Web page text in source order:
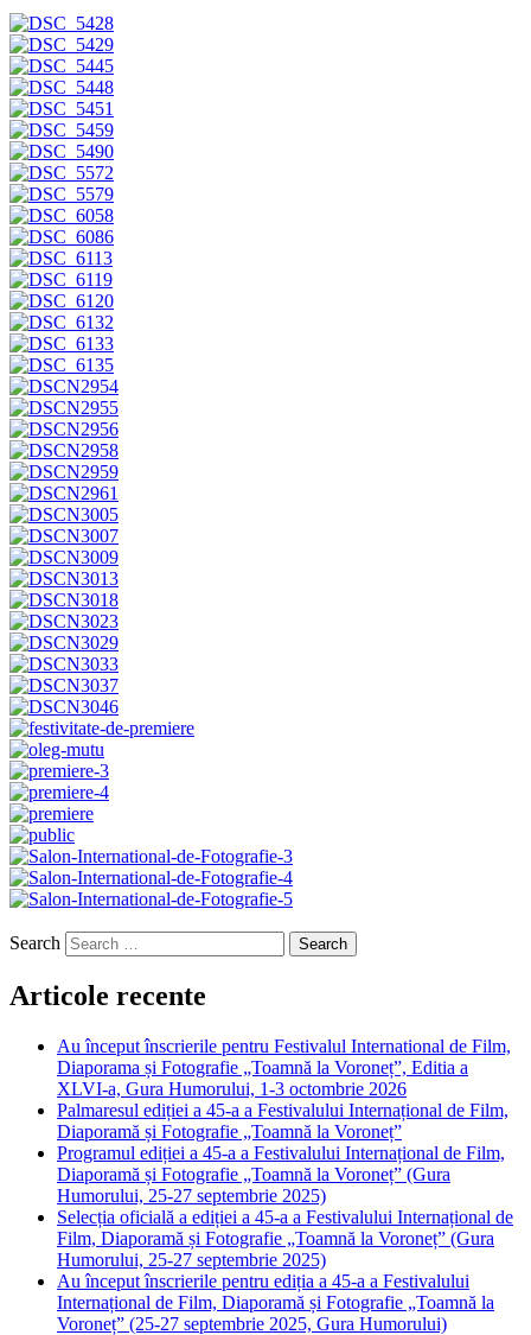
Search
Articole recente
Au început înscrierile pentru Festivalul International de Film,
Diaporama și Fotografie „Toamnă la Voroneț”, Editia a
XLVI-a, Gura Humorului, 1-3 octombrie 2026
Palmaresul ediției a 45-a a Festivalului Internațional de Film,
Diaporamă și Fotografie „Toamnă la Voroneț”
Programul ediției a 45-a a Festivalului Internațional de Film,
Diaporamă și Fotografie „Toamnă la Voroneț” (Gura
Humorului, 25-27 septembrie 2025)
Selecția oficială a ediției a 45-a a Festivalului Internațional de
Film, Diaporamă și Fotografie „Toamnă la Voroneț” (Gura
Humorului, 25-27 septembrie 2025)
Au început înscrierile pentru ediția a 45-a a Festivalului
Internațional de Film, Diaporamă și Fotografie „Toamnă la
Voroneț” (25-27 septembrie 2025, Gura Humorului)